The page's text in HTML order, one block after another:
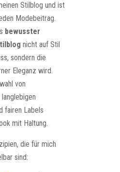
Stilblog und ist
Modebeitrag.
bewusster
nicht auf Stil
sondern die
Eleganz wird.
von
fairen Labels
mit Haltung.
die für mich
sind: